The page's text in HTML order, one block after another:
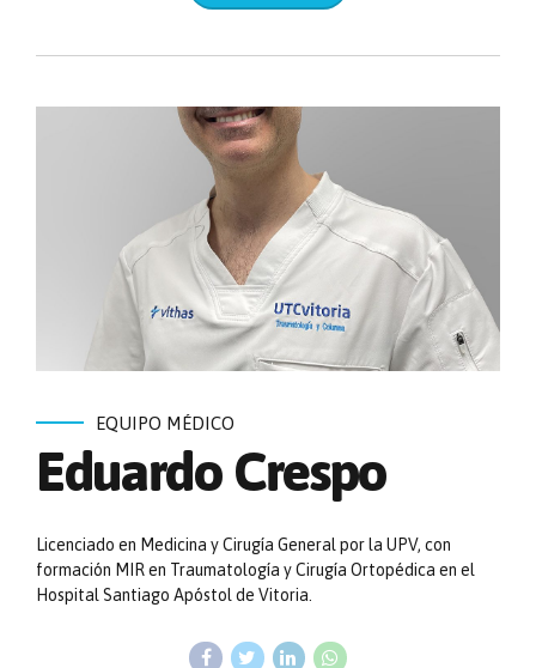
EQUIPO MÉDICO
Eduardo Crespo
Licenciado en Medicina y Cirugía General por la UPV, con
formación MIR en Traumatología y Cirugía Ortopédica en el
Hospital Santiago Apóstol de Vitoria.